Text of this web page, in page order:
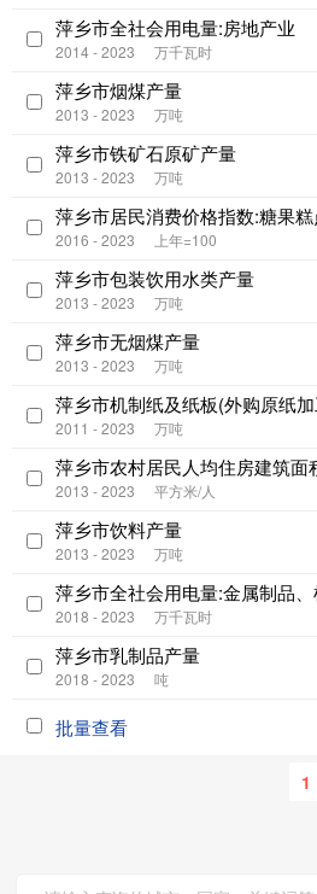
萍乡市全社会用电量:房地产业
2014 - 2023 万千瓦时
萍乡市烟煤产量
2013 - 2023 万吨
萍乡市铁矿石原矿产量
2013 - 2023 万吨
萍乡市居民消费价格指数:糖果
2016 - 2023 上年=100
萍乡市包装饮用水类产量
2013 - 2023 万吨
萍乡市无烟煤产量
2013 - 2023 万吨
萍乡市机制纸及纸板(外购原纸
2011 - 2023 万吨
萍乡市农村居民人均住房建筑面
2013 - 2023 平方米/人
萍乡市饮料产量
2013 - 2023 万吨
萍乡市全社会用电量:金属制品
2018 - 2023 万千瓦时
萍乡市乳制品产量
2018 - 2023 吨
批量查看
1